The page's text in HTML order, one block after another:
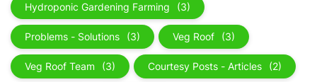
Hydroponic Gardening Farming (3)
Problems - Solutions (3) Veg Roof (3)
Veg Roof Team (3) Courtesy Posts - Articles (2)